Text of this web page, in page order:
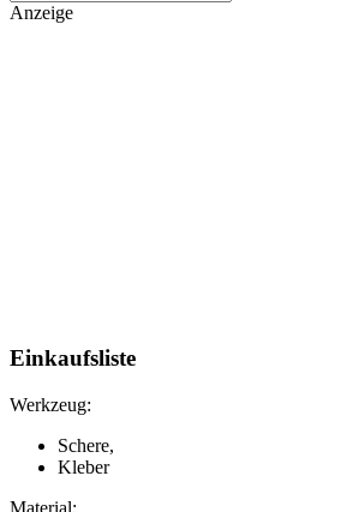
Anzeige
Einkaufsliste
Werkzeug:
Schere,
Kleber